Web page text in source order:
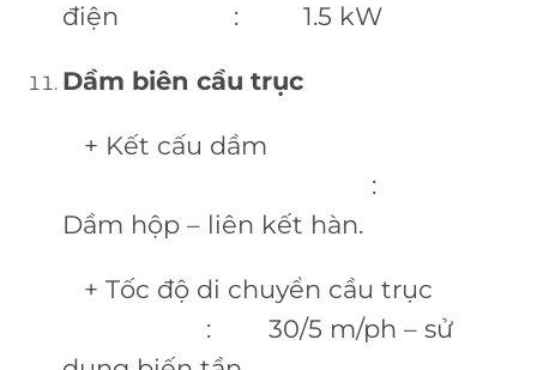
điện : 1.5 kW
Dầm biên cầu trục
+ Kết cấu dầm
:
Dầm hộp – liên kết hàn.
+ Tốc độ di chuyển cầu trục
: 30/5 m/ph – sử